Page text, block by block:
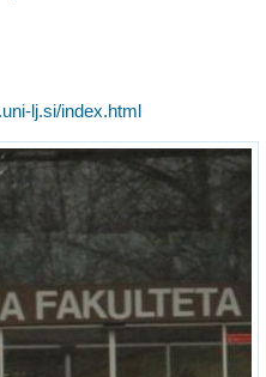
lj.si/index.html